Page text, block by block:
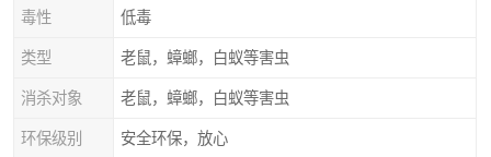
毒性 低毒
类型 老鼠，蟑螂，白蚁等害虫
消杀对象 老鼠，蟑螂，白蚁等害虫
环保级别 安全环保，放心